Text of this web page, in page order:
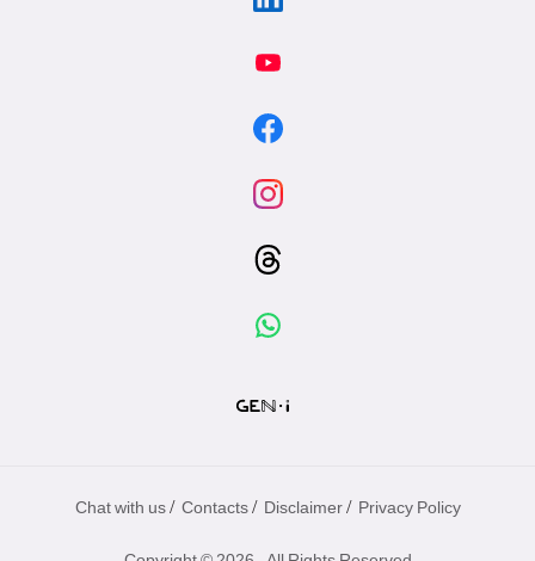
Chat with us / Contacts / Disclaimer / Privacy Policy